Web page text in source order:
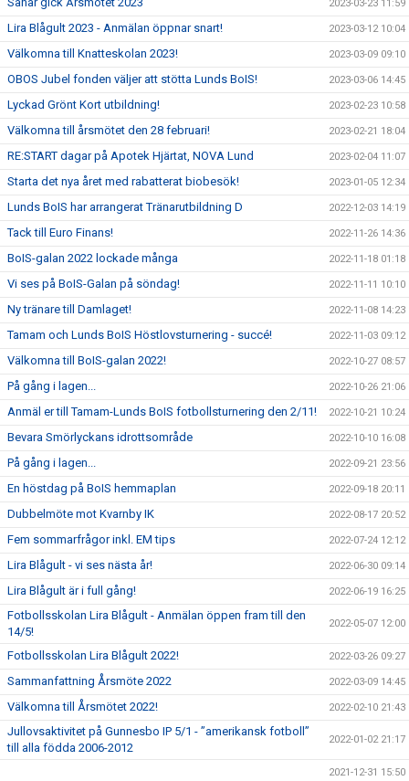
2023-03-23 11:59
Lira Blågult 2023 - Anmälan öppnar snart! 2023-03-12 10:04
Välkomna till Knatteskolan 2023! 2023-03-09 09:10
OBOS Jubel fonden väljer att stötta Lunds BoIS! 2023-03-06 14:45
Lyckad Grönt Kort utbildning! 2023-02-23 10:58
Välkomna till årsmötet den 28 februari! 2023-02-21 18:04
RE:START dagar på Apotek Hjärtat, NOVA Lund 2023-02-04 11:07
Starta det nya året med rabatterat biobesök! 2023-01-05 12:34
Lunds BoIS har arrangerat Tränarutbildning D 2022-12-03 14:19
Tack till Euro Finans! 2022-11-26 14:36
BoIS-galan 2022 lockade många 2022-11-18 01:18
Vi ses på BoIS-Galan på söndag! 2022-11-11 10:10
Ny tränare till Damlaget! 2022-11-08 14:23
Tamam och Lunds BoIS Höstlovsturnering - succé! 2022-11-03 09:12
Välkomna till BoIS-galan 2022! 2022-10-27 08:57
På gång i lagen... 2022-10-26 21:06
Anmäl er till Tamam-Lunds BoIS fotbollsturnering den 2/11! 2022-10-21 10:24
Bevara Smörlyckans idrottsområde 2022-10-10 16:08
På gång i lagen... 2022-09-21 23:56
En höstdag på BoIS hemmaplan 2022-09-18 20:11
Dubbelmöte mot Kvarnby IK 2022-08-17 20:52
Fem sommarfrågor inkl. EM tips 2022-07-24 12:12
Lira Blågult - vi ses nästa år! 2022-06-30 09:14
Lira Blågult är i full gång! 2022-06-19 16:25
Fotbollsskolan Lira Blågult - Anmälan öppen fram till den
14/5!
2022-05-07 12:00
Fotbollsskolan Lira Blågult 2022! 2022-03-26 09:27
Sammanfattning Årsmöte 2022 2022-03-09 14:45
Välkomna till Årsmötet 2022! 2022-02-10 21:43
Jullovsaktivitet på Gunnesbo IP 5/1 - ”amerikansk fotboll”
till alla födda 2006-2012
2022-01-02 21:17
2021-12-31 15:50